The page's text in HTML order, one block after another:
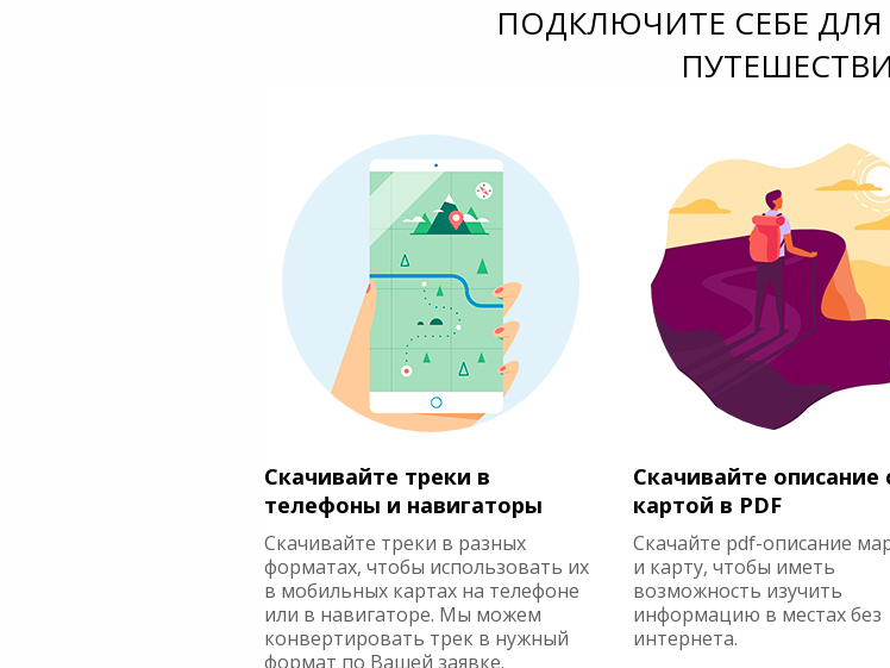
ПОДКЛЮЧИТЕ СЕБЕ
Скачивайте треки в
телефоны и навигаторы
Скачивайте треки в разных
форматах, чтобы использовать их
в мобильных картах на телефоне
или в навигаторе. Мы можем
конвертировать трек в нужный
формат по Вашей заявке.
Скачивайте описание
картой в PDF
Скачайте pdf-описание
и карту, чтобы иметь
возможность изучить
информацию в местах без
интернета.